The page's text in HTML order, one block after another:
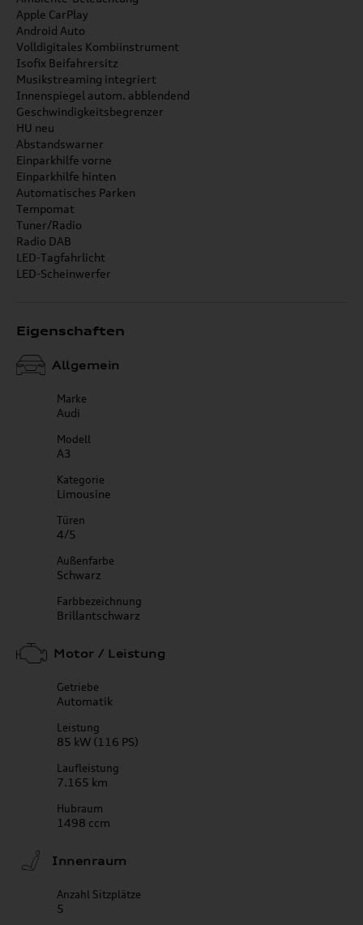
Apple CarPlay
Android Auto
Volldigitales Kombiinstrument
Isofix Beifahrersitz
Musikstreaming integriert
Innenspiegel autom. abblendend
Geschwindigkeitsbegrenzer
HU neu
Abstandswarner
Einparkhilfe vorne
Einparkhilfe hinten
Automatisches Parken
Tempomat
Tuner/Radio
Radio DAB
LED-Tagfahrlicht
LED-Scheinwerfer
Eigenschaften
Allgemein
Marke
Audi
Modell
A3
Kategorie
Limousine
Türen
4/5
Außenfarbe
Schwarz
Farbbezeichnung
Brillantschwarz
Motor / Leistung
Getriebe
Automatik
Leistung
85 kW (116 PS)
Laufleistung
7.165 km
Hubraum
1498 ccm
Innenraum
Anzahl Sitzplätze
5